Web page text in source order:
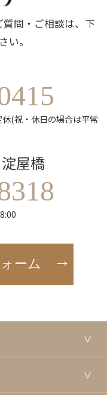
問・ご相談は、下
い。
(祝・休日の場合は平常
屋橋
ーム